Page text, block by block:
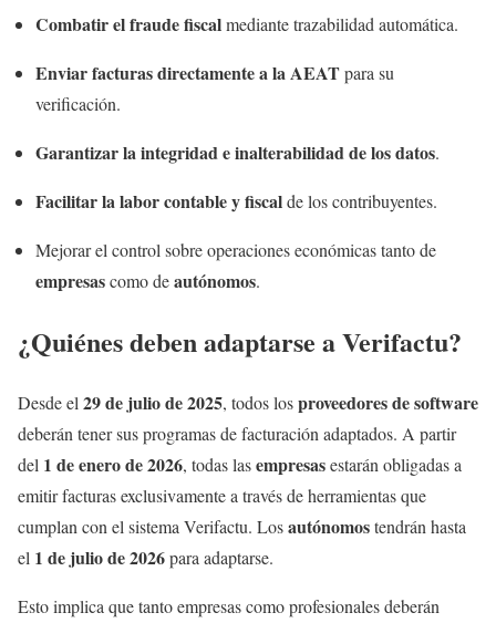
Combatir el fraude fiscalmediante trazabilidad automática.
Enviar facturas directamente a la AEATpara su
verificación.
Garantizar la integridad e inalterabilidad de los datos.
Facilitar la labor contable y fiscalde los contribuyentes.
Mejorar el control sobre operaciones económicas tanto de
empresascomo deautónomos.
¿Quiénes deben adaptarse a Verifactu?
Desde el 29 de julio de 2025, todos losproveedores de software
deberán tener sus programas de facturación adaptados. A partir
del 1 de enero de 2026, todas lasempresasestarán obligadas a
emitir facturas exclusivamente a través de herramientas que
cumplan con el sistema Verifactu. Losautónomostendrán hasta
el 1 de julio de 2026para adaptarse.
Esto implica que tanto empresas como profesionales deberán